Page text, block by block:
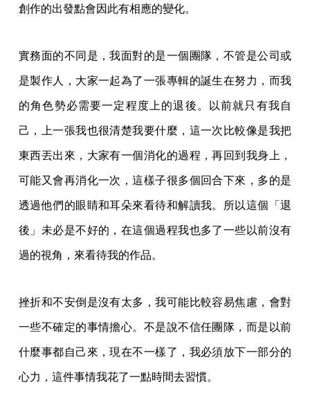
創作的出發點會因此有相應的變化。
實務面的不同是，我面對的是一個團隊，不管是公司或
是製作人，大家一起為了一張專輯的誕生在努力，而我
的角色勢必需要一定程度上的退後。以前就只有我自
己，上一張我也很清楚我要什麼，這一次比較像是我把
東西丟出來，大家有一個消化的過程，再回到我身上，
可能又會再消化一次，這樣子很多個回合下來，多的是
透過他們的眼睛和耳朵來看待和解讀我。所以這個「退
後」未必是不好的，在這個過程我也多了一些以前沒有
過的視角，來看待我的作品。
挫折和不安倒是沒有太多，我可能比較容易焦慮，會對
一些不確定的事情擔心。不是說不信任團隊，而是以前
什麼事都自己來，現在不一樣了，我必須放下一部分的
心力，這件事情我花了一點時間去習慣。